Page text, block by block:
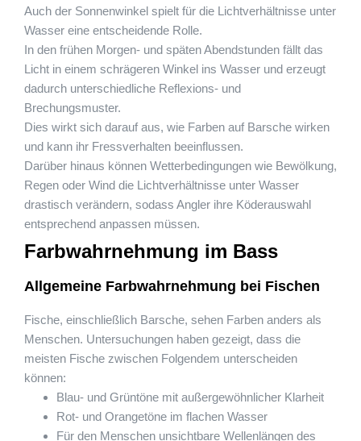
Auch der Sonnenwinkel spielt für die Lichtverhältnisse unter
Wasser eine entscheidende Rolle.
In den frühen Morgen- und späten Abendstunden fällt das
Licht in einem schrägeren Winkel ins Wasser und erzeugt
dadurch unterschiedliche Reflexions- und
Brechungsmuster.
Dies wirkt sich darauf aus, wie Farben auf Barsche wirken
und kann ihr Fressverhalten beeinflussen.
Darüber hinaus können Wetterbedingungen wie Bewölkung,
Regen oder Wind die Lichtverhältnisse unter Wasser
drastisch verändern, sodass Angler ihre Köderauswahl
entsprechend anpassen müssen.
Farbwahrnehmung im Bass
Allgemeine Farbwahrnehmung bei Fischen
Fische, einschließlich Barsche, sehen Farben anders als
Menschen. Untersuchungen haben gezeigt, dass die
meisten Fische zwischen Folgendem unterscheiden
können:
Blau- und Grüntöne mit außergewöhnlicher Klarheit
Rot- und Orangetöne im flachen Wasser
Für den Menschen unsichtbare Wellenlängen des